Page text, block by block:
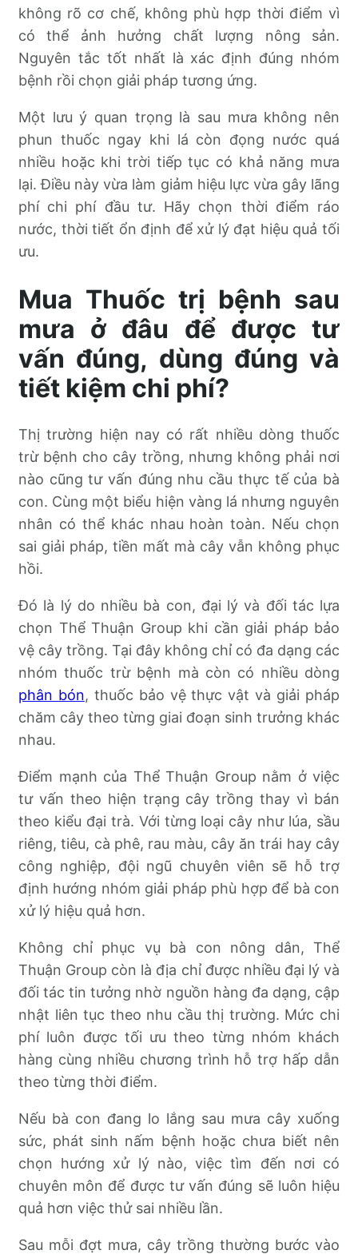
không rõ cơ chế, không phù hợp thời điểm vì
có thể ảnh hưởng chất lượng nông sản.
Nguyên tắc tốt nhất là xác định đúng nhóm
bệnh rồi chọn giải pháp tương ứng.
Một lưu ý quan trọng là sau mưa không nên
phun thuốc ngay khi lá còn đọng nước quá
nhiều hoặc khi trời tiếp tục có khả năng mưa
lại. Điều này vừa làm giảm hiệu lực vừa gây lãng
phí chi phí đầu tư. Hãy chọn thời điểm ráo
nước, thời tiết ổn định để xử lý đạt hiệu quả tối
ưu.
Mua Thuốc trị bệnh sau
mưa ở đâu để được tư
vấn đúng, dùng đúng và
tiết kiệm chi phí?
Thị trường hiện nay có rất nhiều dòng thuốc
trừ bệnh cho cây trồng, nhưng không phải nơi
nào cũng tư vấn đúng nhu cầu thực tế của bà
con. Cùng một biểu hiện vàng lá nhưng nguyên
nhân có thể khác nhau hoàn toàn. Nếu chọn
sai giải pháp, tiền mất mà cây vẫn không phục
hồi.
Đó là lý do nhiều bà con, đại lý và đối tác lựa
chọn Thể Thuận Group khi cần giải pháp bảo
vệ cây trồng. Tại đây không chỉ có đa dạng các
nhóm thuốc trừ bệnh mà còn có nhiều dòng
phân bón, thuốc bảo vệ thực vật và giải pháp
chăm cây theo từng giai đoạn sinh trưởng khác
nhau.
Điểm mạnh của Thể Thuận Group nằm ở việc
tư vấn theo hiện trạng cây trồng thay vì bán
theo kiểu đại trà. Với từng loại cây như lúa, sầu
riêng, tiêu, cà phê, rau màu, cây ăn trái hay cây
công nghiệp, đội ngũ chuyên viên sẽ hỗ trợ
định hướng nhóm giải pháp phù hợp để bà con
xử lý hiệu quả hơn.
Không chỉ phục vụ bà con nông dân, Thể
Thuận Group còn là địa chỉ được nhiều đại lý và
đối tác tin tưởng nhờ nguồn hàng đa dạng, cập
nhật liên tục theo nhu cầu thị trường. Mức chi
phí luôn được tối ưu theo từng nhóm khách
hàng cùng nhiều chương trình hỗ trợ hấp dẫn
theo từng thời điểm.
Nếu bà con đang lo lắng sau mưa cây xuống
sức, phát sinh nấm bệnh hoặc chưa biết nên
chọn hướng xử lý nào, việc tìm đến nơi có
chuyên môn để được tư vấn đúng sẽ luôn hiệu
quả hơn việc thử sai nhiều lần.
Sau mỗi đợt mưa, cây trồng thường bước vào